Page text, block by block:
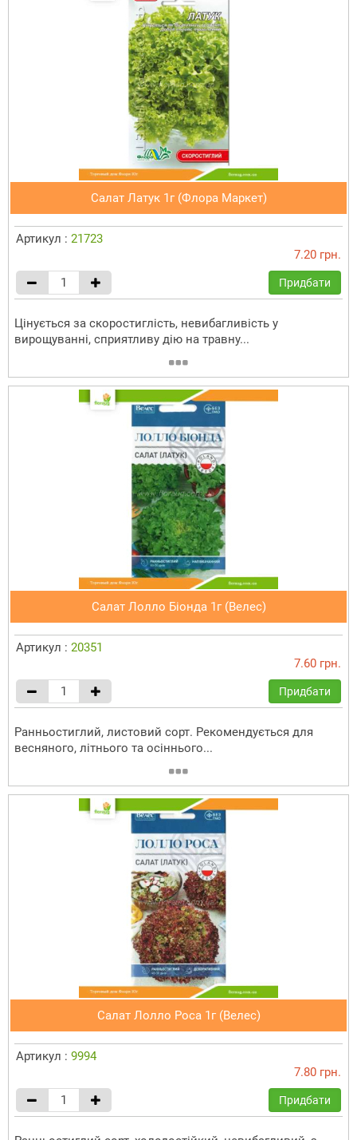
Салат Латук 1г (Флора Маркет)
Артикул : 21723
7.20 грн.
Придбати
Цінується за скоростиглість, невибагливість у
вирощуванні, сприятливу дію на травну...
Салат Лолло Біонда 1г (Велес)
Артикул : 20351
7.60 грн.
Придбати
Ранньостиглий, листовий сорт. Рекомендується для
весняного, літнього та осіннього...
Салат Лолло Роса 1г (Велес)
Артикул : 9994
7.80 грн.
Придбати